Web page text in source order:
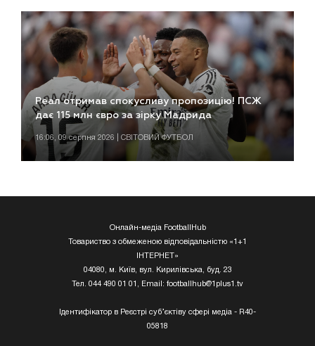
Реал отримав спокусливу пропозицію! ПСЖ
дає 115 млн євро за зірку Мадрида
16:06, 09 серпня 2026 | СВІТОВИЙ ФУТБОЛ
Онлайн-медіа FootballHub
Товариство з обмеженою відповідальністю «1+1
ІНТЕРНЕТ»
04080, м. Київ, вул. Кирилівська, буд. 23
Тел. 044 490 01 01, Email: footballhub@1plus1.tv
Ідентифікатор в Реєстрі суб’єктіву сфері медіа - R40-
05818